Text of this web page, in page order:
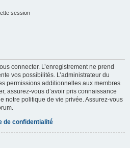
session
connecter. L’enregistrement ne prend
vos possibilités. L’administrateur du
permissions additionnelles aux membres
assurez-vous d’avoir pris connaissance
notre politique de vie privée. Assurez-vous
de confidentialité